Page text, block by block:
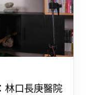
林口長庚醫院